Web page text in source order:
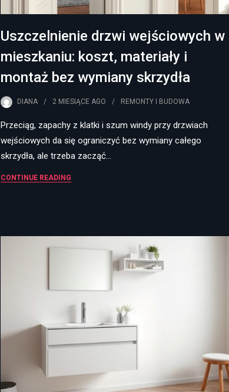
Uszczelnienie drzwi wejściowych w
mieszkaniu: koszt, materiały i
montaż bez wymiany skrzydła
DIANA 2 MIESIĄCEAGO REMONTY I BUDOWA
Przeciąg, zapachy z klatki i szum windy przy drzwiach
wejściowych da się ograniczyć bez wymiany całego
skrzydła, ale trzeba zacząć…
CONTINUE READING